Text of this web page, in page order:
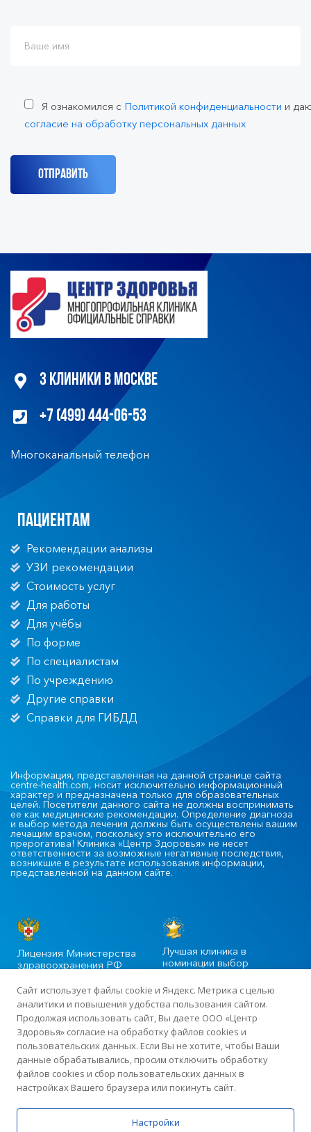
Я ознакомился с Политикой конфиденциальности и
согласие на обработку персональных данных
3 клиники в Москве
+7 (499) 444-06-53
Многоканальный телефон
Пациентам
Рекомендации анализы
УЗИ рекомендации
Стоимость услуг
Для работы
Для учёбы
По форме
По специалистам
По учреждению
Другие справки
Справки для ГИБДД
Информация, представленная на данной странице сайта
centre-health.com, носит исключительно информационный
характер и предназначена только для образовательных
целей. Посетители данного сайта не должны воспринимать
ее как медицинские рекомендации. Определение диагноза
и выбор метода лечения должны быть осуществлены вашим
лечащим врачом, поскольку это исключительно его
прерогатива! Клиника «Центр Здоровья» не несет
ответственности за возможные негативные последствия,
возникшие в результате использования информации,
представленной на данном сайте.
Лицензия Министерства
здравоохранения РФ
Лучшая клиника в
номинации выбор
©2020-2025 Официальный сайт сети многопрофильных клиник
«Центр Здоровья» в Москве
Лицензия: ЛО-77-01-015919 от 13 апреля 2018 года · ИНН
7726423383 · ОГРН 1187746198507
Политика по обработке персональных данных
Сайт использует файлы cookie и Яндекс. Метрика с целью
аналитики и повышения удобства пользования сайтом.
Продолжая использовать сайт, Вы даете ООО «Центр
Здоровья» согласие на обработку файлов cookies и
пользовательских данных. Если Вы не хотите, чтобы Ваши
данные обрабатывались, просим отключить обработку
файлов cookies и сбор пользовательских данных в
настройках Вашего браузера или покинуть сайт.
Настройки